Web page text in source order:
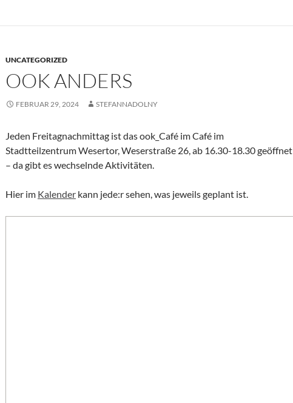
UNCATEGORIZED
OOK ANDERS
FEBRUAR 29, 2024 STEFANNADOLNY
Jeden Freitagnachmittag ist das ook_Café im Café im
Stadtteilzentrum Wesertor, Weserstraße 26, ab 16.30-18.30 geöffnet
– da gibt es wechselnde Aktivitäten.
Hier im Kalender kann jede:r sehen, was jeweils geplant ist.